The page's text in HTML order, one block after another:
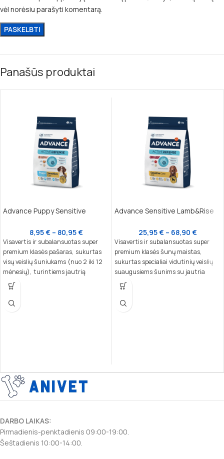
vėl norėsiu parašyti komentarą.
Panašūs produktai
Advance Puppy Sensitive
8,95€ – 80,95€
Visavertis ir subalansuotas super
premium klasės pašaras, sukurtas
visų veislių šuniukams (nuo 2 iki 12
mėnesių), turintiems jautrią
virškinimo sistemą ar odos problemų.
Subalansuota sudėtis ir vienas
baltymų šaltinis užtikrina lengvą
Advance Sensitive Lamb&Rise
25,95€ – 68,90 €
Visavertis ir subalansuotas super
premium klasės šunų maistas,
sukurtas specialiai vidutinių veislių
suaugusiems šunims su jautria
virškinimo sistema. Sudėtyje esantis
vienas baltymų šaltinis – ėriena,
kartu su ryžiais, užtikrina lengvą
DARBO LAIKAS:
Pirmadienis-penktadienis 09:00-19:00.
Šeštadienis 10:00-14:00.